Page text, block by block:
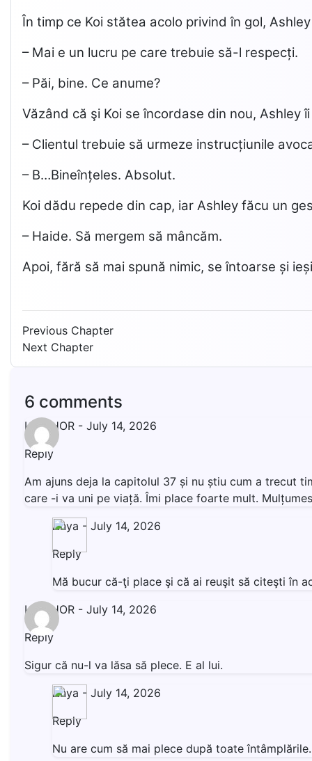
În timp ce Koi stătea acolo privind în gol,
– Mai e un lucru pe care trebuie să-l respecți.
– Păi, bine. Ce anume?
Văzând că şi Koi se încordase din nou, Ashley
– Clientul trebuie să urmeze instrucțiunile
– B…Bineînțeles. Absolut.
Koi dădu repede din cap, iar Ashley făcu un
– Haide. Să mergem să mâncăm.
Apoi, fără să mai spună nimic, se întoarse și
Previous Chapter
Next Chapter
6 comments
LIVISHOR - July 14, 2026
Reply
Am ajuns deja la capitolul 37 și nu știu cum a trecut
care -i va uni pe viață. Îmi place foarte mult.
Anya - July 14, 2026
Reply
Mă bucur că-ţi place şi că ai reuşit să citeşti în
LIVISHOR - July 14, 2026
Reply
Sigur că nu-l va lăsa să plece. E al lui.
Anya - July 14, 2026
Reply
Nu are cum să mai plece după toate